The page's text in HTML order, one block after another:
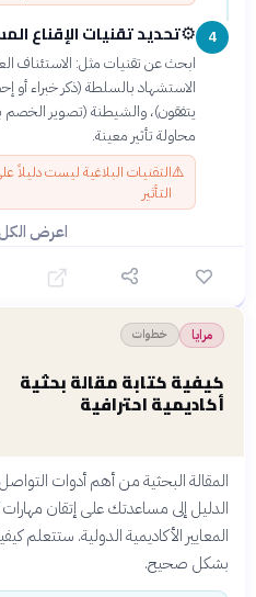
4
⚙️تحديد تقنيات الإقناع
ابحث عن تقنيات مثل: الاستئناف
الاستشهاد بالسلطة (ذكر خبراء أو
يتفقون)، والشيطنة (تصوير
محاولة تأثير معينة.
⚠️التقنيات البلاغية ليست دليلاً
التأثير
اعرض الكل
مرايا خطوات
كيفية كتابة مقالة بحثية
أكاديمية احترافية
المقالة البحثية من أهم أدوات
الدليل إلى مساعدتك على إتقان مهارات
المعايير الأكاديمية الدولية. ستتعلم
بشكل صحيح.